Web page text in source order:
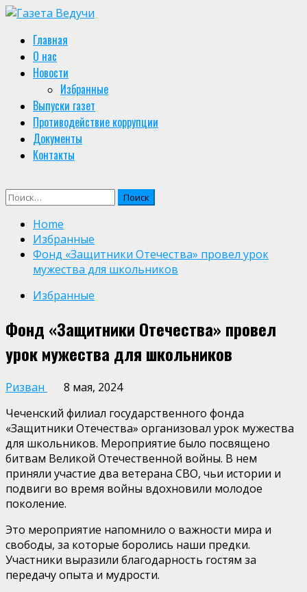
Skip
content
Primary
Menu
Главная
О нас
Новости
Избранные
Выпуски газет
Противодействие коррупции
Документы
Контакты
Найти:
Home
Избранные
Фонд «Защитники Отечества» провел урок
мужества для школьников
Избранные
Фонд «Защитники Отечества» провел
урок мужества для школьников
Ризван
8 мая, 2024
Чеченский филиал государственного фонда
«Защитники Отечества» организовал урок мужества
для школьников. Мероприятие было посвящено
битвам Великой Отечественной войны. В нем
приняли участие два ветерана СВО, чьи истории и
подвиги во время войны вдохновили молодое
поколение.
Это мероприятие напомнило о важности мира и
свободы, за которые боролись наши предки.
Участники выразили благодарность гостям за
передачу опыта и мудрости.